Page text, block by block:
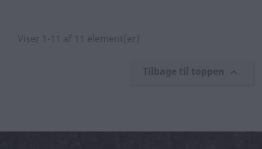
Viser 1-11 af 11 element(er)
Tilbage til toppen 